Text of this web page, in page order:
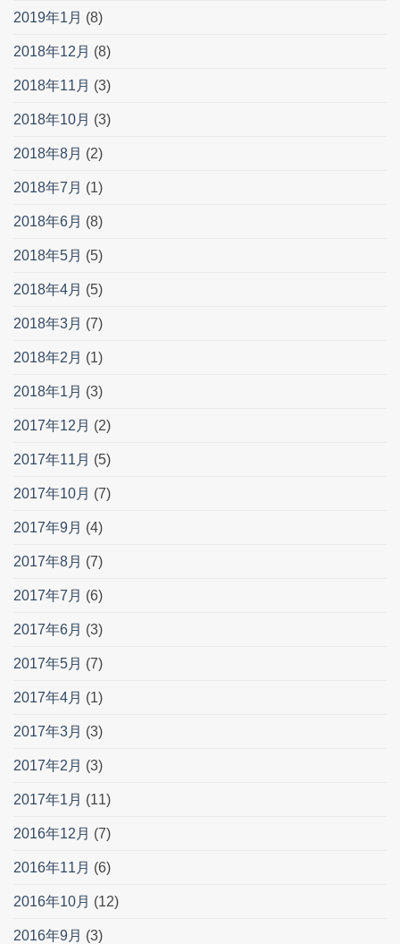
2019年1月 (8)
2018年12月 (8)
2018年11月 (3)
2018年10月 (3)
2018年8月 (2)
2018年7月 (1)
2018年6月 (8)
2018年5月 (5)
2018年4月 (5)
2018年3月 (7)
2018年2月 (1)
2018年1月 (3)
2017年12月 (2)
2017年11月 (5)
2017年10月 (7)
2017年9月 (4)
2017年8月 (7)
2017年7月 (6)
2017年6月 (3)
2017年5月 (7)
2017年4月 (1)
2017年3月 (3)
2017年2月 (3)
2017年1月 (11)
2016年12月 (7)
2016年11月 (6)
2016年10月 (12)
2016年9月 (3)